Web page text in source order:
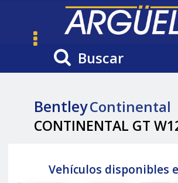
Buscar
BentleyContinental
CONTINENTAL GT
Vehículos disponibles